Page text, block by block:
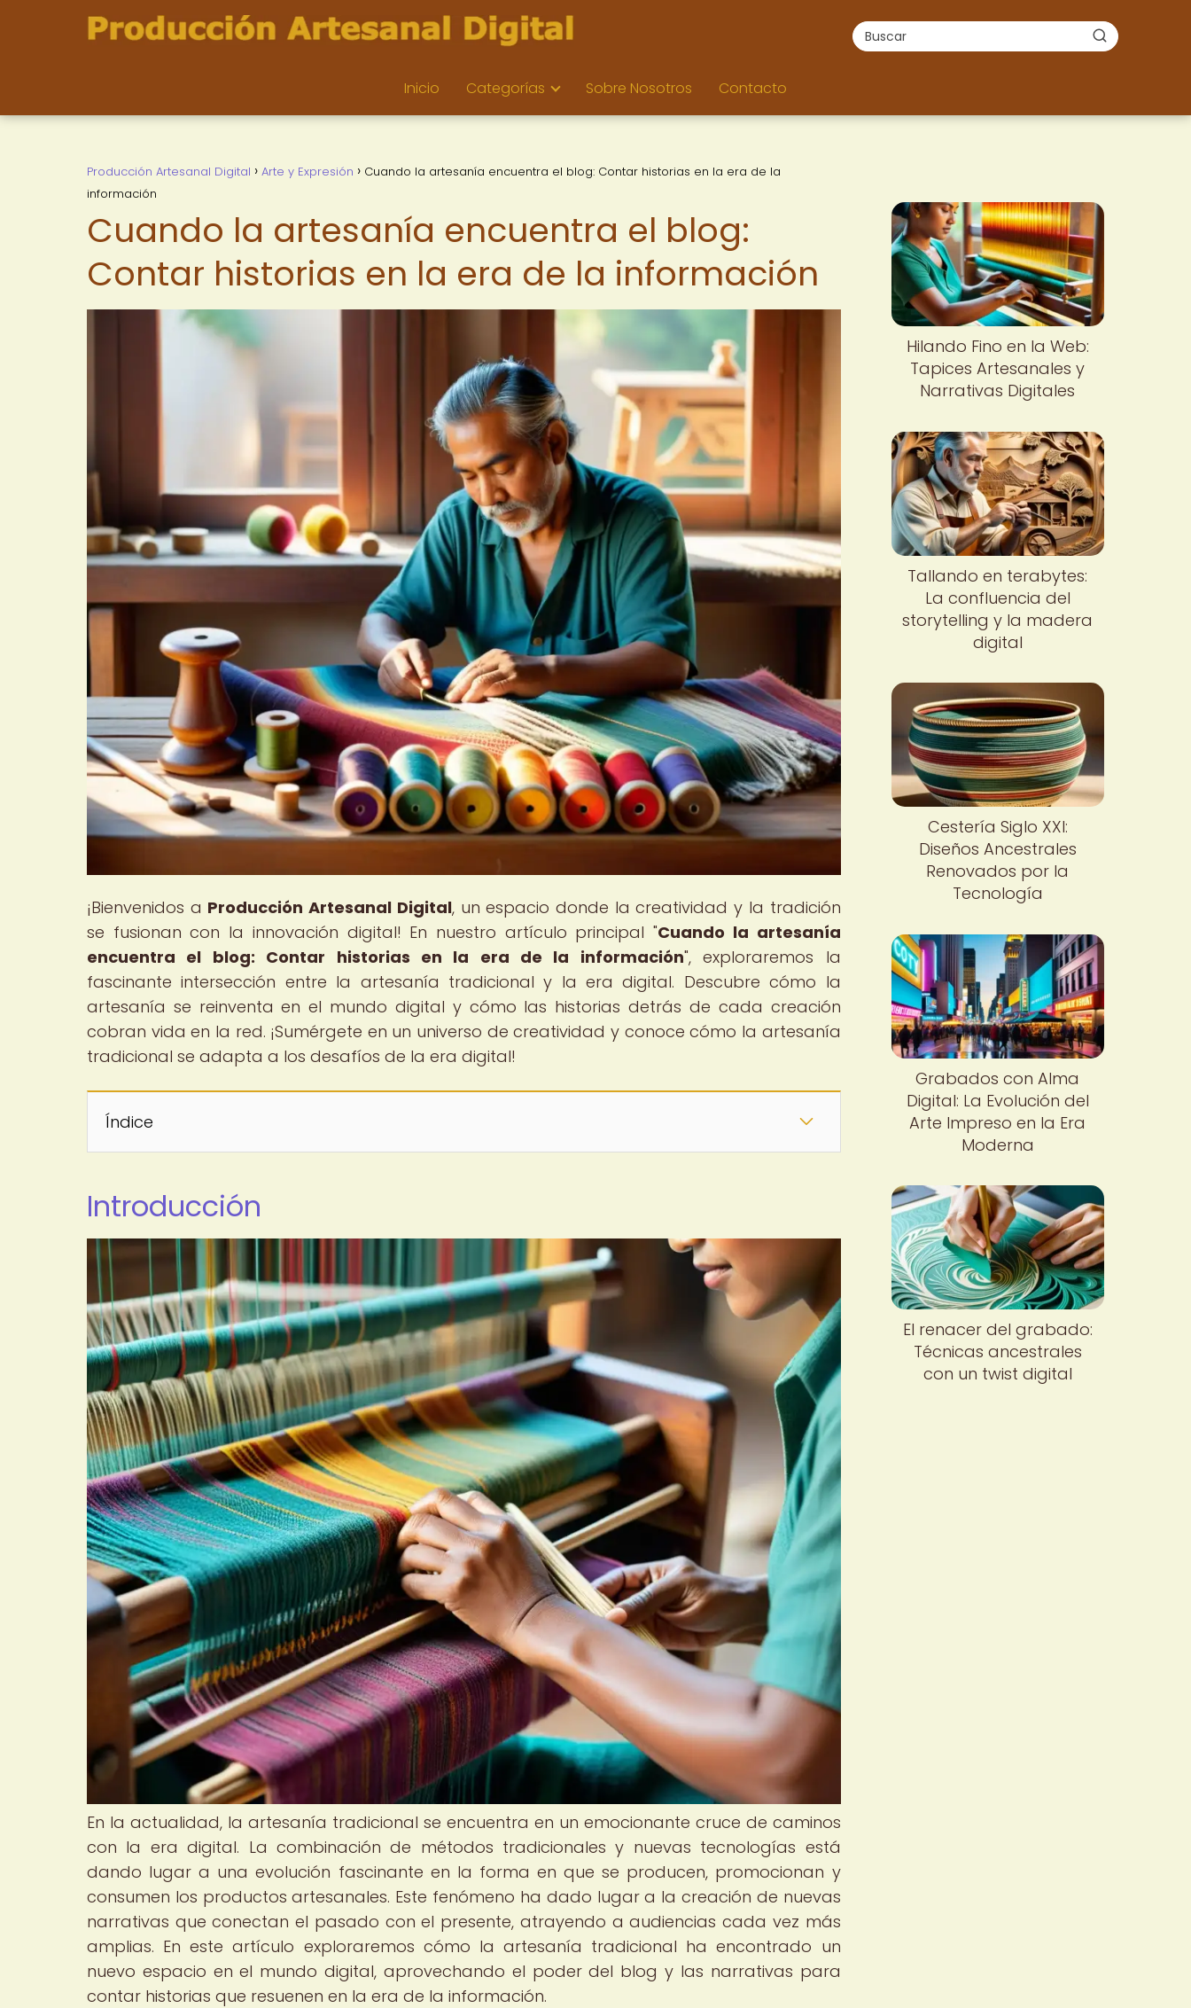
Inicio Categorías Sobre Nosotros Contacto
Producción Artesanal Digital Arte y Expresión
Cuando la artesanía encuentra el blog: Contar historias en la era de la
información
Cuando la artesanía encuentra el blog:
Contar historias en la era de la información
¡Bienvenidos a Producción Artesanal Digital, un espacio donde la creatividad y la tradición
se fusionan con la innovación digital! En nuestro artículo principal "Cuando la artesanía
encuentra el blog: Contar historias en la era de la información", exploraremos la
fascinante intersección entre la artesanía tradicional y la era digital. Descubre cómo la
artesanía se reinventa en el mundo digital y cómo las historias detrás de cada creación
cobran vida en la red. ¡Sumérgete en un universo de creatividad y conoce cómo la artesanía
tradicional se adapta a los desafíos de la era digital!
Índice
Introducción
En la actualidad, la artesanía tradicional se encuentra en un emocionante cruce de caminos
con la era digital. La combinación de métodos tradicionales y nuevas tecnologías está
dando lugar a una evolución fascinante en la forma en que se producen, promocionan y
consumen los productos artesanales. Este fenómeno ha dado lugar a la creación de nuevas
narrativas que conectan el pasado con el presente, atrayendo a audiencias cada vez más
amplias. En este artículo exploraremos cómo la artesanía tradicional ha encontrado un
nuevo espacio en el mundo digital, aprovechando el poder del blog y las narrativas para
contar historias que resuenen en la era de la información.
Hilando Fino en la Web:
Tapices Artesanales y
Narrativas Digitales
Tallando en terabytes:
La confluencia del
storytelling y la madera
digital
Cestería Siglo XXI:
Diseños Ancestrales
Renovados por la
Tecnología
Grabados con Alma
Digital: La Evolución del
Arte Impreso en la Era
Moderna
El renacer del grabado:
Técnicas ancestrales
con un twist digital